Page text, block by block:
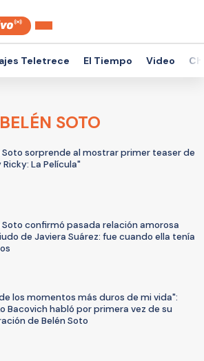
Teletrece El Tiempo Video
BELÉN SOTO
Soto sorprende al mostrar primer teaser de
Ricky: La Película"
Soto confirmó pasada relación amorosa
de Javiera Suárez: fue cuando ella tenía
los momentos más duros de mi vida":
Bacovich habló por primera vez de su
de Belén Soto